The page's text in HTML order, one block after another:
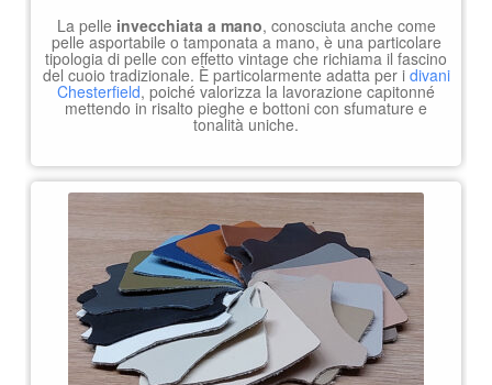
La pelle invecchiata a mano, conosciuta anche come
pelle asportabile o tamponata a mano, è una particolare
tipologia di pelle con effetto vintage che richiama il fascino
del cuoio tradizionale. È particolarmente adatta per i divani
Chesterfield, poiché valorizza la lavorazione capitonné
mettendo in risalto pieghe e bottoni con sfumature e
tonalità uniche.